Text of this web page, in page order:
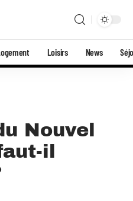
Loisirs News
Nouvel
il